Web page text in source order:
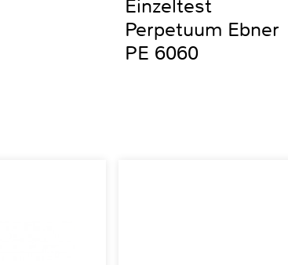
Einzeltest
Perpetuum Ebner
PE 6060